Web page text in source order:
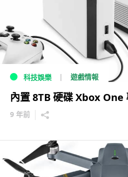
科技娛樂 遊戲情報
內置 8TB 硬碟 Xbox One
9 年前